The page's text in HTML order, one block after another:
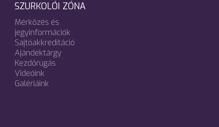
SZURKOLÓI ZÓNA
Mérkőzés és
jegyinformációk
Sajtóakkreditáció
Ajándéktárgy
Kezdőrúgás
Videóink
Galériáink